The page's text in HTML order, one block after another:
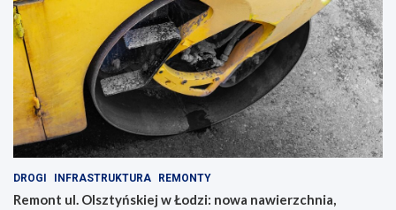
DROGI INFRASTRUKTURA REMONTY
Remont ul. Olsztyńskiej w Łodzi: nowa nawierzchnia,